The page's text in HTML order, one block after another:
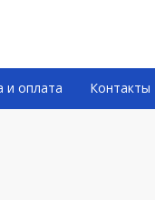
и оплата Контакты